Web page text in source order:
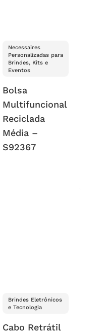
Necessaires
Personalizadas para
Brindes, Kits e
Eventos
Bolsa
Multifuncional
Reciclada
Média –
S92367
Brindes Eletrônicos
e Tecnologia
Cabo Retrátil